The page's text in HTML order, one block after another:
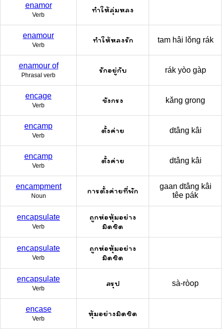
enamor
Verb
ทำให้ลุ่มหลง
enamour
Verb
ทำให้หลงรัก tam hâi lǒng rák
enamour of
Phrasal verb
รักอยู่กับ rák yòo gàp
encage
Verb
ขังกรง kǎng grong
encamp
Verb
ตั้งค่าย dtâng kâi
encamp
Verb
ตั้งค่าย dtâng kâi
encampment
Noun
การตั้งค่ายที่พัก
gaan dtâng kâi
têe pák
encapsulate
Verb
ถูกห่อหุ้มอย่าง
มิดชิด
encapsulate
Verb
ถูกห่อหุ้มอย่าง
มิดชิด
encapsulate
Verb
สรุป sà-ròop
encase
Verb
หุ้มอย่างมิดชิด